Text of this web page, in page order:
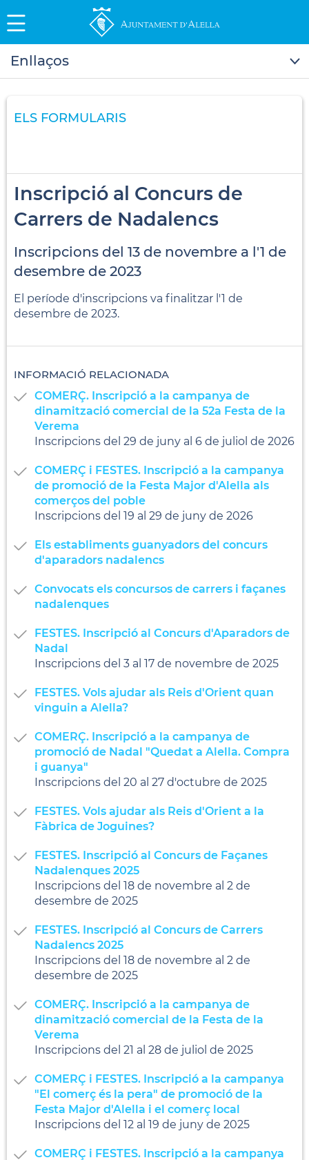
Enllaços
ELS FORMULARIS
Inscripció al Concurs de
Carrers de Nadalencs
Inscripcions del 13 de novembre a l'1 de
desembre de 2023
El període d'inscripcions va finalitzar l'1 de
desembre de 2023.
INFORMACIÓ RELACIONADA
COMERÇ. Inscripció a la campanya de
dinamització comercial de la 52a Festa de la
Verema
Inscripcions del 29 de juny al 6 de juliol de 2026
COMERÇ i FESTES. Inscripció a la campanya
de promoció de la Festa Major d'Alella als
comerços del poble
Inscripcions del 19 al 29 de juny de 2026
Els establiments guanyadors del concurs
d'aparadors nadalencs
Convocats els concursos de carrers i façanes
nadalenques
FESTES. Inscripció al Concurs d'Aparadors de
Nadal
Inscripcions del 3 al 17 de novembre de 2025
FESTES. Vols ajudar als Reis d'Orient quan
vinguin a Alella?
COMERÇ. Inscripció a la campanya de
promoció de Nadal "Quedat a Alella. Compra
i guanya"
Inscripcions del 20 al 27 d'octubre de 2025
FESTES. Vols ajudar als Reis d'Orient a la
Fàbrica de Joguines?
FESTES. Inscripció al Concurs de Façanes
Nadalenques 2025
Inscripcions del 18 de novembre al 2 de
desembre de 2025
FESTES. Inscripció al Concurs de Carrers
Nadalencs 2025
Inscripcions del 18 de novembre al 2 de
desembre de 2025
COMERÇ. Inscripció a la campanya de
dinamització comercial de la Festa de la
Verema
Inscripcions del 21 al 28 de juliol de 2025
COMERÇ i FESTES. Inscripció a la campanya
"El comerç és la pera" de promoció de la
Festa Major d'Alella i el comerç local
Inscripcions del 12 al 19 de juny de 2025
COMERÇ i FESTES. Inscripció a la campanya